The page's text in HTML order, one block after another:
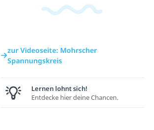
zur Videoseite: Mohrscher
Spannungskreis
Lernen lohnt sich!
Entdecke hier deine Chancen.